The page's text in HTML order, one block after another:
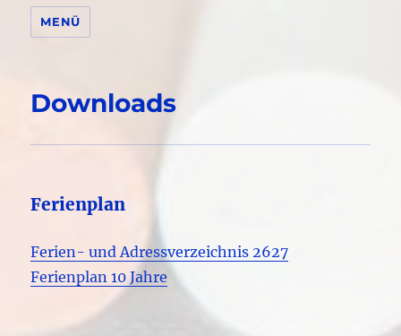
MENÜ
Downloads
Ferienplan
Ferien- und Adressverzeichnis 2627
Ferienplan 10 Jahre